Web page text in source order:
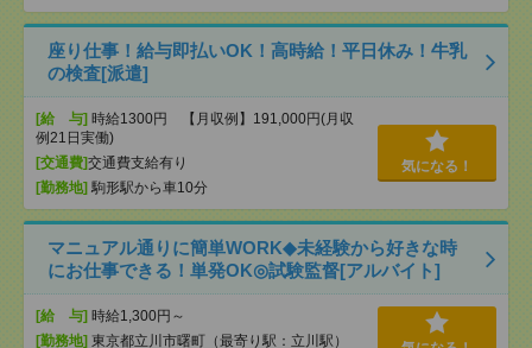
座り仕事！給与即払いOK！高時給！平日休み！牛乳
の検査[派遣]
[給 与] 時給1300円 【月収例】191,000円(月収
例21日実働)
[交通費]交通費支給有り
[勤務地] 駒形駅から車10分
気になる！
マニュアル通りに簡単WORK◆未経験から好きな時
にお仕事できる！単発OK◎試験監督[アルバイト]
[給 与] 時給1,300円～
[勤務地] 東京都立川市曙町（最寄り駅：立川駅）